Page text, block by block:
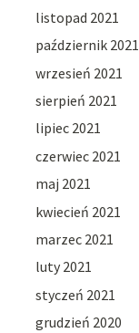
listopad 2021
październik 2021
wrzesień 2021
sierpień 2021
lipiec 2021
czerwiec 2021
maj 2021
kwiecień 2021
marzec 2021
luty 2021
styczeń 2021
grudzień 2020